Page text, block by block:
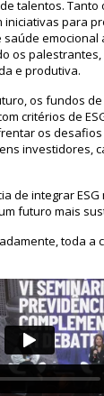
talentos. Tanto
iniciativas para
emocional
os
e produtiva.
os fundos
critérios de
os
investidores,
de integrar
futuro mais
toda a